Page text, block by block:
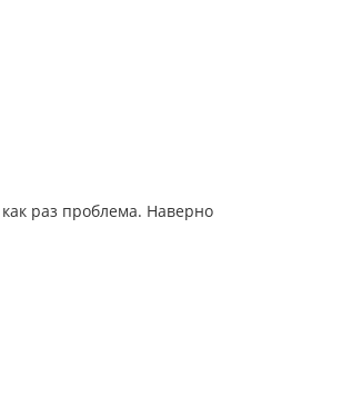
раз проблема. Наверно